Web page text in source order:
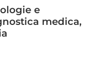
e
medica,